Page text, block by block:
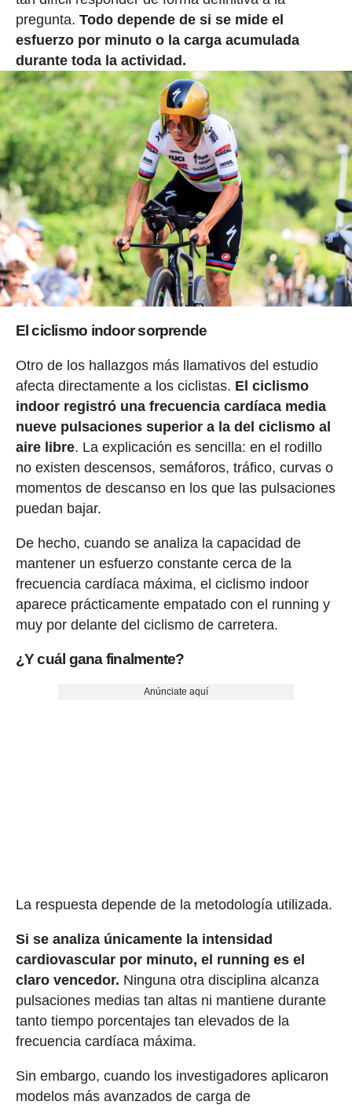
pregunta. Todo depende de si se mide el
esfuerzo por minuto o la carga acumulada
durante toda la actividad.
El ciclismo indoor sorprende
Otro de los hallazgos más llamativos del estudio
afecta directamente a los ciclistas. El ciclismo
indoor registró una frecuencia cardíaca media
nueve pulsaciones superior a la del ciclismo al
aire libre. La explicación es sencilla: en el rodillo
no existen descensos, semáforos, tráfico, curvas o
momentos de descanso en los que las pulsaciones
puedan bajar.
De hecho, cuando se analiza la capacidad de
mantener un esfuerzo constante cerca de la
frecuencia cardíaca máxima, el ciclismo indoor
aparece prácticamente empatado con el running y
muy por delante del ciclismo de carretera.
¿Y cuál gana finalmente?
Anúnciate aquí
La respuesta depende de la metodología utilizada.
Si se analiza únicamente la intensidad
cardiovascular por minuto, el running es el
claro vencedor. Ninguna otra disciplina alcanza
pulsaciones medias tan altas ni mantiene durante
tanto tiempo porcentajes tan elevados de la
frecuencia cardíaca máxima.
Sin embargo, cuando los investigadores aplicaron
modelos más avanzados de carga de